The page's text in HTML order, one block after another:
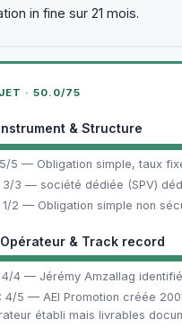
in fine sur 21 mois.
· 50.0/75
Instrument & Structure
5/5 — Obligation simple, taux
3/3 — société dédiée (SPV)
1/2 — Obligation simple non
Opérateur & Track record
4/4 — Jérémy Amzallag
4/5 — AEI Promotion créée
établi mais livrables